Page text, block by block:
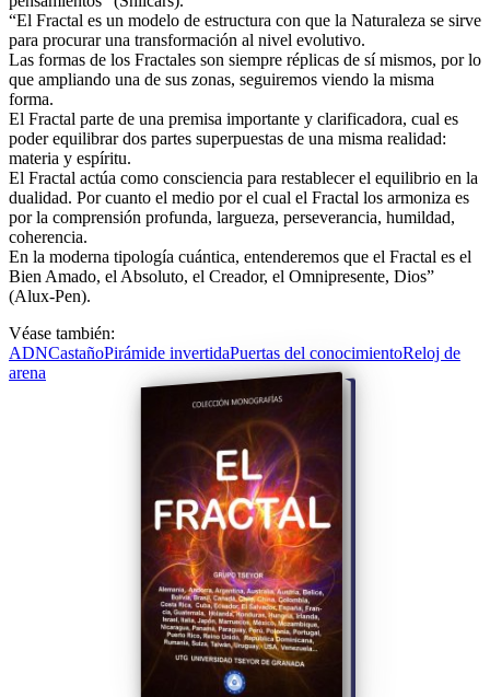
“El Fractal es un modelo de estructura con que la Naturaleza se sirve
para procurar una transformación al nivel evolutivo.
Las formas de los Fractales son siempre réplicas de sí mismos, por lo
que ampliando una de sus zonas, seguiremos viendo la misma
forma.
El Fractal parte de una premisa importante y clarificadora, cual es
poder equilibrar dos partes superpuestas de una misma realidad:
materia y espíritu.
El Fractal actúa como consciencia para restablecer el equilibrio en la
dualidad. Por cuanto el medio por el cual el Fractal los armoniza es
por la comprensión profunda, largueza, perseverancia, humildad,
coherencia.
En la moderna tipología cuántica, entenderemos que el Fractal es el
Bien Amado, el Absoluto, el Creador, el Omnipresente, Dios”
(Alux-Pen).
Véase también:
ADNCastañoPirámide invertidaPuertas del conocimientoReloj de
arena